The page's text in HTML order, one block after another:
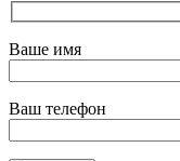
Ваше имя
Ваш телефон